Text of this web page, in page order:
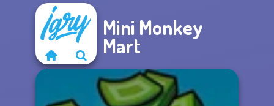
Mini Monkey
Mart